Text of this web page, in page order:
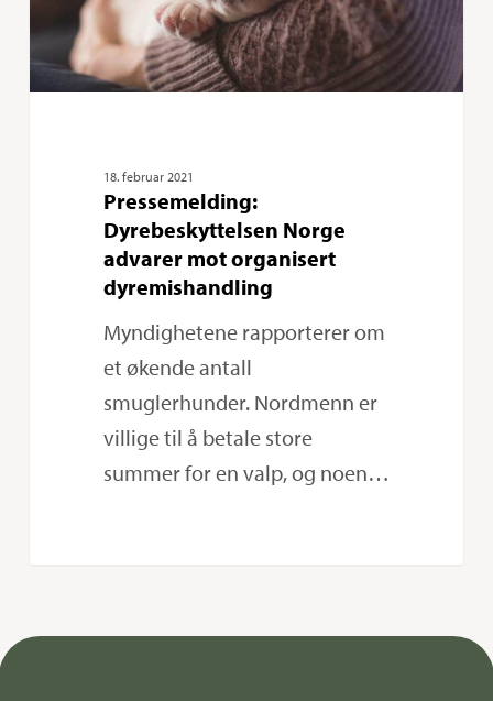
dyremishandling
18. februar 2021
Pressemelding:
Dyrebeskyttelsen Norge
advarer mot organisert
dyremishandling
Myndighetene rapporterer om
et økende antall
smuglerhunder. Nordmenn er
villige til å betale store
summer for en valp, og noen…